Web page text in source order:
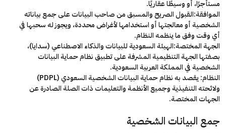
مستأجرًا، أو وسيطًا عقاريًا.
الموافقة:القبول الصريح والمسبق من صاحب البيانات على جمع بياناته
الشخصية أو معالجتها أو استخدامها لأغراض محددة، ويجوز له سحبها في
أي وقت وفق ما ينظمه النظام.
الجهة المختصة:الهيئة السعودية للبيانات والذكاء الاصطناعي (سدايا)،
بصفتها الجهة التنظيمية المشرفة على تطبيق نظام حماية البيانات
الشخصية في المملكة العربية السعودية.
النظام:
يقصد به نظام حماية البيانات الشخصية السعودي (PDPL)
ولائحته التنفيذية وجميع الأنظمة والتعليمات ذات الصلة الصادرة عن
الجهات المختصة.
جمع البيانات الشخصية